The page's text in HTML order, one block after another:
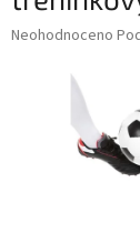
Průměrné
produktu
Neohodnoceno